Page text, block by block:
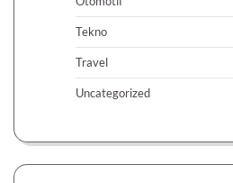
Tekno
Travel
Uncategorized